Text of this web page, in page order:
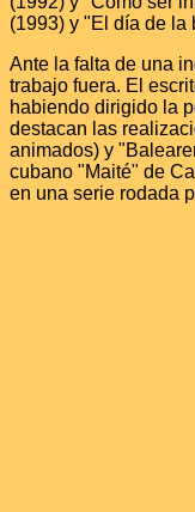
(1993) y "El día de la
Ante la falta de una
trabajo fuera. El
habiendo dirigido la
destacan las
animados) y
cubano "Maité" de
en una serie rodada